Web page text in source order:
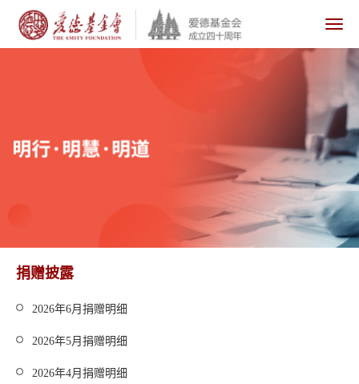
捐赠披露
2026年6月捐赠明细
2026年5月捐赠明细
2026年4月捐赠明细